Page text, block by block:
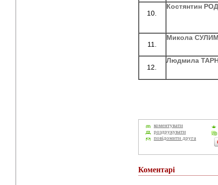
Костянтин
Микола
Людмила
коментувати
роздрукувати
повідомити друга
Коментарі